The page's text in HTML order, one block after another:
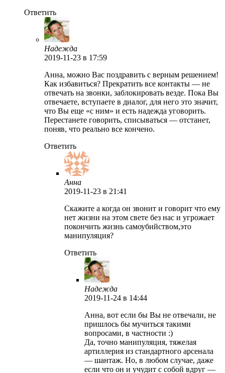
Ответить
Надежда
2019-11-23 в 17:59
Анна, можно Вас поздравить с верным решением!
Как избавиться? Прекратить все контакты — не
отвечать на звонки, заблокировать везде. Пока Вы
отвечаете, вступаете в диалог, для него это значит,
что Вы еще «с ним» и есть надежда уговорить.
Перестанете говорить, списываться — отстанет,
поняв, что реально все кончено.
Ответить
Анна
2019-11-23 в 21:41
Скажите а когда он звонит и говорит что ему
нет жизни на этом свете без нас и угрожает
покончить жизнь самоубийством,это
манипуляция?
Ответить
Надежда
2019-11-24 в 14:44
Анна, вот если бы Вы не отвечали, не
пришлось бы мучиться такими
вопросами, в частности :)
Да, точно манипуляция, тяжелая
артиллерия из стандартного арсенала
— шантаж. Но, в любом случае, даже
если что он и учудит с собой вдруг —